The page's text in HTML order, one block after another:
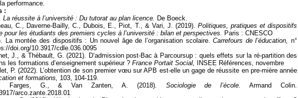
performance.
:
La réussite à l’université : Du tutorat au plan licence. De Boeck.
C., Daverne-Bailly, C., Dubois, E., Piot, T., & Vari, J. (2019). Politiques, pratiques et dispositifs
pour les étudiants des premiers cycles à l’université : bilan et perspectives. Paris : CNESCO
La montée des dispositifs : Un nouvel âge de l’organisation scolaire.Carrefours de l’éducation, n°
doi.org/10.3917/cdle.036.0095
J., & Thébault, G. (2021). D’admission post-Bac à Parcoursup : quels effets sur la ré-partition des
les formations d’enseignement supérieur ? France Portait Social,
INSEE Références, novembre
P. (2022). L’obtention de son premier vœu sur APB est-elle un gage de réussite en pre-mière année
et formations, 103, 104-119.
Farges, G., & Van Zanten, A. (2018). Sociologie de l’école.
Armand Colin.
arco.zante.2018.01